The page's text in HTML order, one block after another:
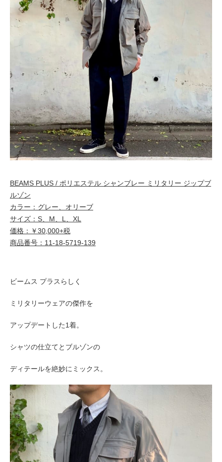
BEAMS PLUS / ポリエステル シャンブレー ミリタリー ジップブ
ルゾン
カラー：グレー、オリーブ
サイズ：S、M、L、XL
価格：￥30,000+税
商品番号：11-18-5719-139
ビームス プラスらしく
ミリタリーウェアの傑作を
アップデートした1着。
シャツの仕立てとブルゾンの
ディテールを絶妙にミックス。